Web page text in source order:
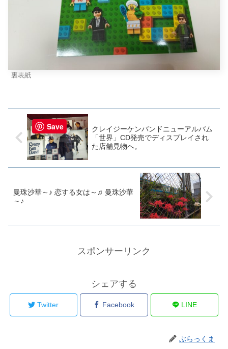
裏表紙
クレイジーケンバンドニューアルバム
「世界」CD発売でディスプレイされ
た店舗見物へ。
曼珠沙華～♪ 恋する女は～♫ 曼珠沙華
～♪
スポンサーリンク
シェアする
Twitter Facebook LINE
ぶらっくま
Save